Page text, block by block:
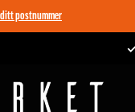
ditt postnummer